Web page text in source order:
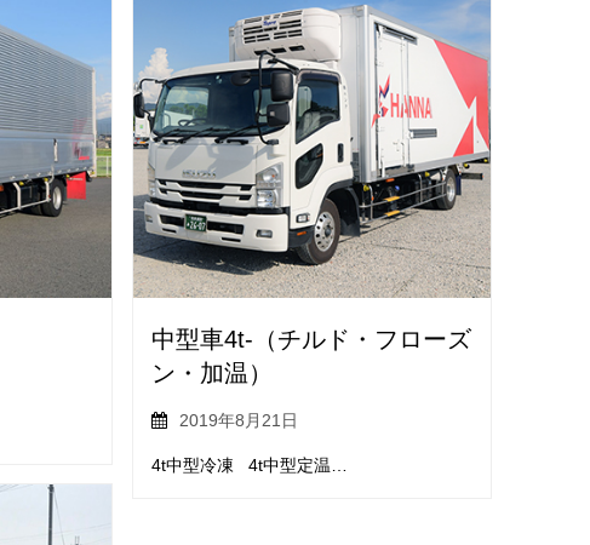
中型車4t-（チルド・フローズ
ン・加温）
2019年8月21日
4t中型冷凍 4t中型定温…